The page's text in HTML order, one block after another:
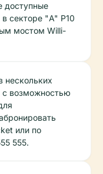
доступные
секторе "A" P10
мостом Willi-
нескольких
с возможностью
или по
555.